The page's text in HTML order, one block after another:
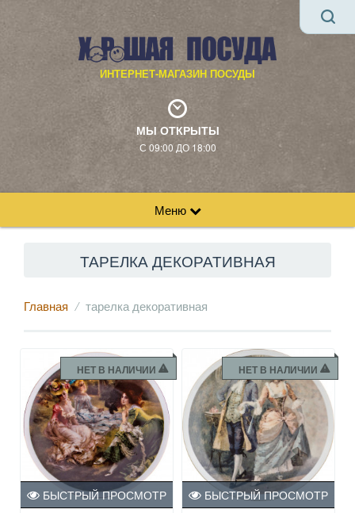
ИНТЕРНЕТ-МАГАЗИН ПОСУДЫ
МЫ ОТКРЫТЫ
С 09:00 ДО 18:00
Меню
ТАРЕЛКА ДЕКОРАТИВНАЯ
Главная тарелка декоративная
НЕТ В НАЛИЧИИ
БЫСТРЫЙ ПРОСМОТР
НЕТ В НАЛИЧИИ
БЫСТРЫЙ ПРОСМОТР